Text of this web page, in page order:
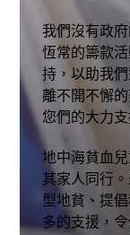
我們沒有政
恆常的籌款
持，以助我
離不開不懈
您們的大力支
地中海貧血
其家人同行
型地貧、提
多的支援，